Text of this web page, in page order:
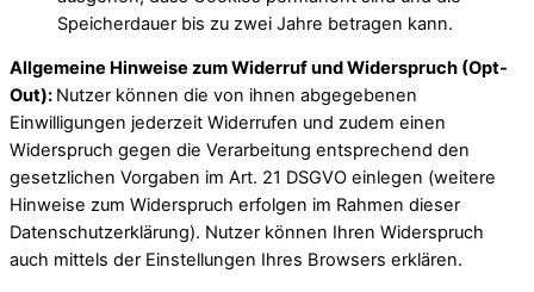
Speicherdauer bis zu zwei Jahre betragen kann.
Allgemeine Hinweise zum Widerruf und Widerspruch (Opt-
Out): Nutzer können die von ihnen abgegebenen
Einwilligungen jederzeit Widerrufen und zudem einen
Widerspruch gegen die Verarbeitung entsprechend den
gesetzlichen Vorgaben im Art. 21 DSGVO einlegen (weitere
Hinweise zum Widerspruch erfolgen im Rahmen dieser
Datenschutzerklärung). Nutzer können Ihren Widerspruch
auch mittels der Einstellungen Ihres Browsers erklären.